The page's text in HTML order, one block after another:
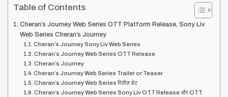
Table of Contents
Cheran’s Journey Web Series OTT Platform Release, Sony Liv
Web Series Cheran’s Journey
Cheran’s Journey Sony Liv Web Series
Cheran’s Journey Web Series OTT Release
Cheran’s Journey
Cheran’s Journey Web Series Trailer or Teaser
Cheran’s Journey Web Series रिलीज़ डेट
Cheran’s Journey Web Series Sony Liv OTT Release और OTT